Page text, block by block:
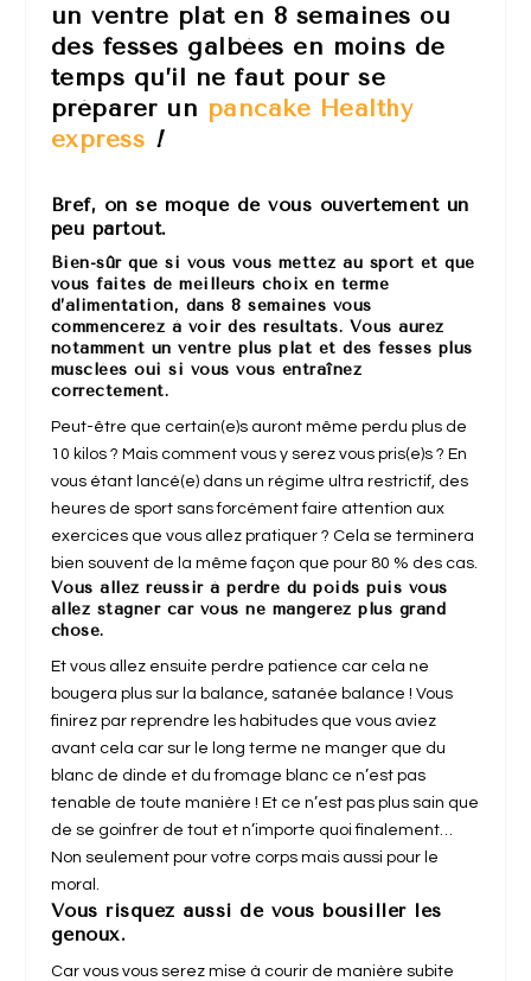
un ventre plat en 8 semaines ou
des fesses galbées en moins de
temps qu’il ne faut pour se
préparer un pancake Healthy
express !
Bref, on se moque de vous ouvertement un
peu partout.
Bien-sûr que si vous vous mettez au sport et que
vous faites de meilleurs choix en terme
d’alimentation, dans 8 semaines vous
commencerez à voir des résultats. Vous aurez
notamment un ventre plus plat et des fesses plus
musclées oui si vous vous entraînez
correctement.
Peut-être que certain(e)s auront même perdu plus de
10 kilos ? Mais comment vous y serez vous pris(e)s ? En
vous étant lancé(e) dans un régime ultra restrictif, des
heures de sport sans forcément faire attention aux
exercices que vous allez pratiquer ? Cela se terminera
bien souvent de la même façon que pour 80 % des cas.
Vous allez réussir à perdre du poids puis vous
allez stagner car vous ne mangerez plus grand
chose.
Et vous allez ensuite perdre patience car cela ne
bougera plus sur la balance, satanée balance ! Vous
finirez par reprendre les habitudes que vous aviez
avant cela car sur le long terme ne manger que du
blanc de dinde et du fromage blanc ce n’est pas
tenable de toute manière ! Et ce n’est pas plus sain que
de se goinfrer de tout et n’importe quoi finalement…
Non seulement pour votre corps mais aussi pour le
moral.
Vous risquez aussi de vous bousiller les
genoux.
Car vous vous serez mise à courir de manière subite